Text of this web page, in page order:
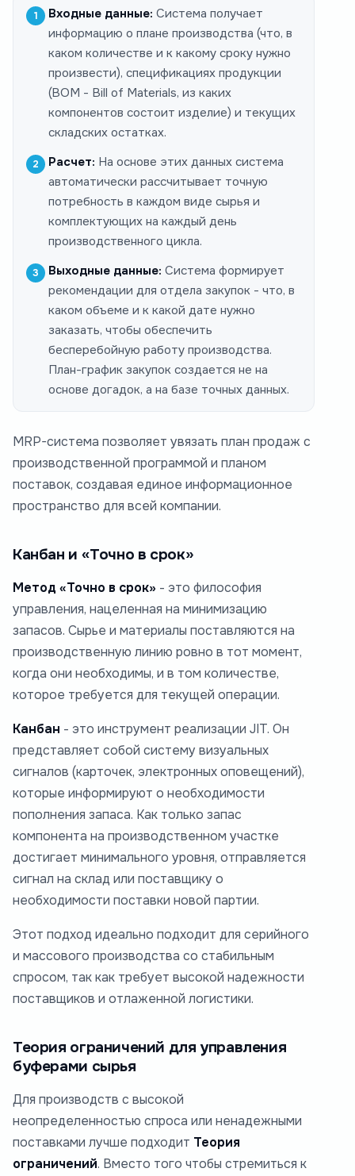
Входные данные: Система получает
информацию о плане производства (что, в
каком количестве и к какому сроку нужно
произвести), спецификациях продукции
(BOM - Bill of Materials, из каких
компонентов состоит изделие) и текущих
складских остатках.
Расчет: На основе этих данных система
автоматически рассчитывает точную
потребность в каждом виде сырья и
комплектующих на каждый день
производственного цикла.
Выходные данные: Система формирует
рекомендации для отдела закупок - что, в
каком объеме и к какой дате нужно
заказать, чтобы обеспечить
бесперебойную работу производства.
План-график закупок создается не на
основе догадок, а на базе точных данных.
MRP-система позволяет увязать план продаж с
производственной программой и планом
поставок, создавая единое информационное
пространство для всей компании.
Канбан и «Точно в срок»
Метод «Точно в срок» - это философия
управления, нацеленная на минимизацию
запасов. Сырье и материалы поставляются на
производственную линию ровно в тот момент,
когда они необходимы, и в том количестве,
которое требуется для текущей операции.
Канбан - это инструмент реализации JIT. Он
представляет собой систему визуальных
сигналов (карточек, электронных оповещений),
которые информируют о необходимости
пополнения запаса. Как только запас
компонента на производственном участке
достигает минимального уровня, отправляется
сигнал на склад или поставщику о
необходимости поставки новой партии.
Этот подход идеально подходит для серийного
и массового производства со стабильным
спросом, так как требует высокой надежности
поставщиков и отлаженной логистики.
Теория ограничений для управления
буферами сырья
Для производств с высокой
неопределенностью спроса или ненадежными
поставками лучше подходит Теория
ограничений. Вместо того чтобы стремиться к